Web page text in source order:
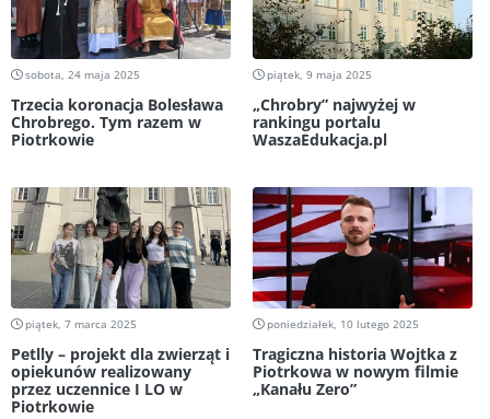
sobota, 24 maja 2025
Trzecia koronacja Bolesława
Chrobrego. Tym razem w
Piotrkowie
piątek, 9 maja 2025
„Chrobry” najwyżej w
rankingu portalu
WaszaEdukacja.pl
piątek, 7 marca 2025
Petlly – projekt dla zwierząt i
opiekunów realizowany
przez uczennice I LO w
Piotrkowie
poniedziałek, 10 lutego 2025
Tragiczna historia Wojtka z
Piotrkowa w nowym filmie
„Kanału Zero”